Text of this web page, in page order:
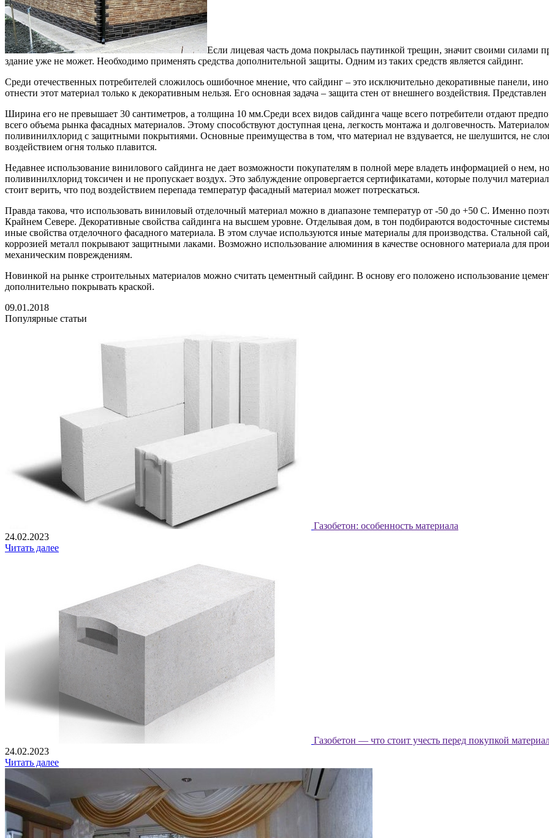
Если лицевая часть дома покрылась паутинкой трещин, значит своими силами
здание уже не может. Необходимо применять средства дополнительной защиты. Одним из таких средств является сайдинг.
Среди отечественных потребителей сложилось ошибочное мнение, что сайдинг – это исключительно декоративные панели,
отнести этот материал только к декоративным нельзя. Его основная задача – защита стен от внешнего воздействия.
Ширина его не превышает 30 сантиметров, а толщина 10 мм.Среди всех видов сайдинга чаще всего потребители отдают
всего объема рынка фасадных материалов. Этому способствуют доступная цена, легкость монтажа и долговечность.
поливинилхлорид с защитными покрытиями. Основные преимущества в том, что материал не вздувается, не шелушится, не
воздействием огня только плавится.
Недавнее использование винилового сайдинга не дает возможности покупателям в полной мере владеть информацией о
поливинилхлорид токсичен и не пропускает воздух. Это заблуждение опровергается сертификатами, которые получил
стоит верить, что под воздействием перепада температур фасадный материал может потрескаться.
Правда такова, что использовать виниловый отделочный материал можно в диапазоне температур от -50 до +50 С. Именно
Крайнем Севере. Декоративные свойства сайдинга на высшем уровне. Отделывая дом, в тон подбираются водосточные
иные свойства отделочного фасадного материала. В этом случае используются иные материалы для производства. Стальной
коррозией металл покрывают защитными лаками. Возможно использование алюминия в качестве основного материала для
механическим повреждениям.
Новинкой на рынке строительных материалов можно считать цементный сайдинг. В основу его положено использование
дополнительно покрывать краской.
09.01.2018
Популярные статьи
Газобетон: особенность материала
24.02.2023
Читать далее
Газобетон — что стоит учесть перед покупкой
24.02.2023
Читать далее